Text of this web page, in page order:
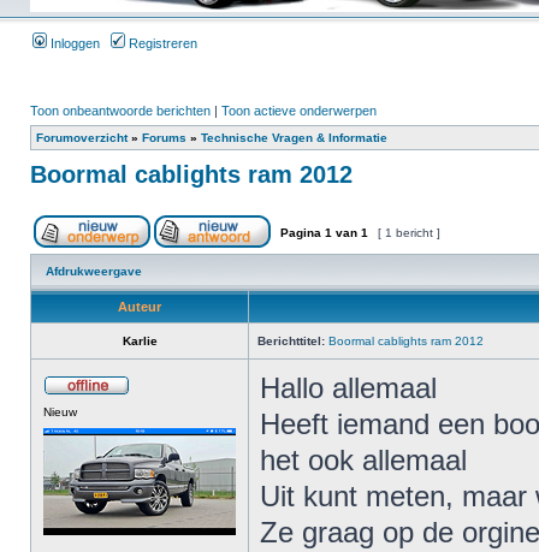
Inloggen Registreren
Toon onbeantwoorde berichten | Toon actieve onderwerpen
Forumoverzicht» Forums » Technische Vragen & Informatie
Boormal cablights ram 2012
Pagina 1 van 1 [ 1 bericht ]
Afdrukweergave
Auteur
Karlie Berichttitel: Boormal cablights ram 2012
Nieuw
Hallo allemaal
Heeft iemand een
het ook allemaal
Uit kunt meten, maar
Ze graag op de